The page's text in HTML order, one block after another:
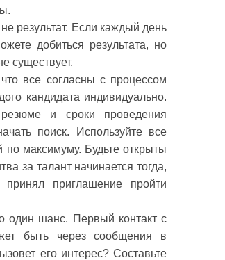
результат. Если каждый день
добиться результата, но
существует.
все согласны с процессом
кандидата индивидуально.
резюме и сроки проведения
поиск. Используйте все
по максимуму. Будьте открыты
за талант начинается тогда,
приглашение пройти
один шанс. Первый контакт с
быть через сообщения в
его интерес? Составьте